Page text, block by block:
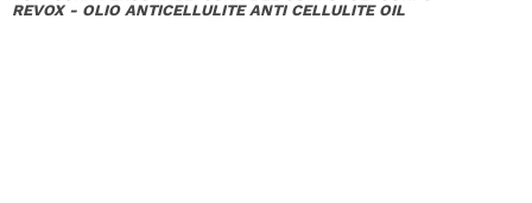
REVOX - OLIO ANTICELLULITE ANTI CELLULITE OIL